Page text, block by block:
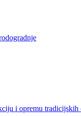
i opremu tradicijskih